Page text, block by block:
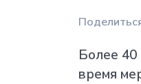
Более 40
время